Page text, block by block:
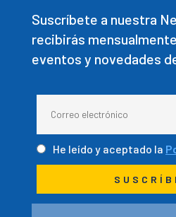
Suscríbete a nuestra
recibirás
eventos y novedades
He leído y aceptado la